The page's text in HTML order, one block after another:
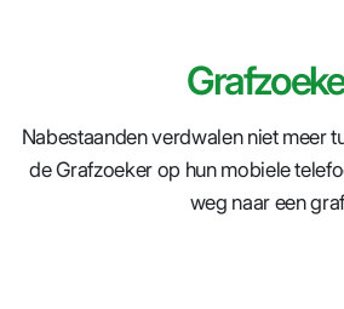
Nabestaanden verdwalen niet meer
de Grafzoeker op hun mobiele
weg naar een